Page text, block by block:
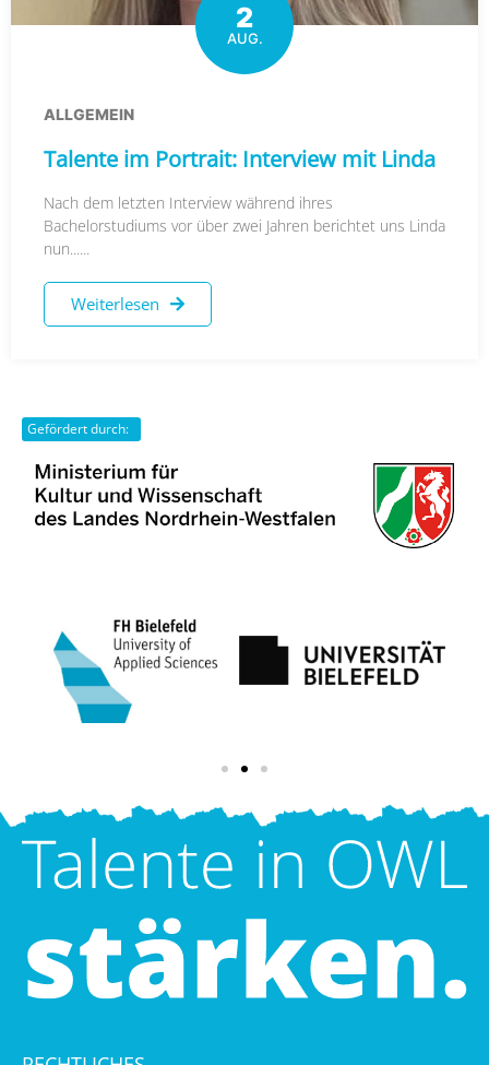
2
AUG.
ALLGEMEIN
Talente im Portrait: Interview mit Linda
Nach dem letzten Interview während ihres
Bachelorstudiums vor über zwei Jahren berichtet uns Linda
nun......
Weiterlesen
Gefördert durch: